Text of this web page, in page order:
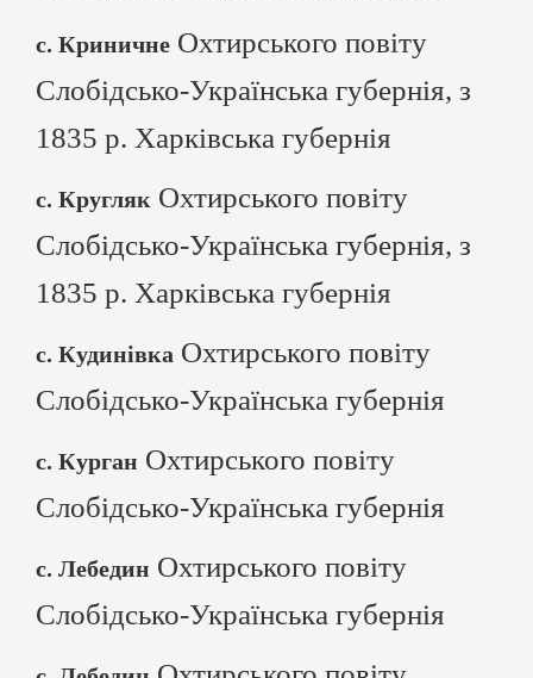
с. Криничне Охтирського повіту
Слобідсько-Українська губернія, з
1835 р. Харківська губернія
с. Кругляк Охтирського повіту
Слобідсько-Українська губернія, з
1835 р. Харківська губернія
с. Кудинівка Охтирського повіту
Слобідсько-Українська губернія
с. Курган Охтирського повіту
Слобідсько-Українська губернія
с. Лебедин Охтирського повіту
Слобідсько-Українська губернія